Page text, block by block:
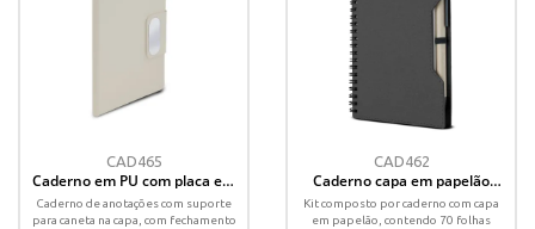
CAD465
Caderno em PU com placa em
metal
Caderno de anotações com suporte
para caneta na capa, com fechamento
CAD462
Caderno capa em papelão
reciclado com caneta
Kit composto por caderno com capa
em papelão, contendo 70 folhas